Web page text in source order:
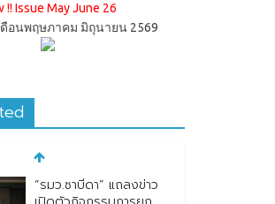
!! Issue May June 26
อนพฤษภาคม มิถุนายน 2569
ทิพยประกันภัย ร่วมถวาย